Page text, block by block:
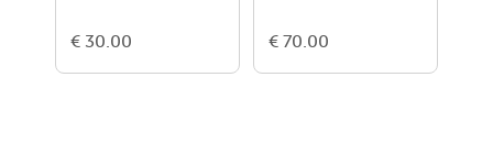
€ 30.00 € 70.00